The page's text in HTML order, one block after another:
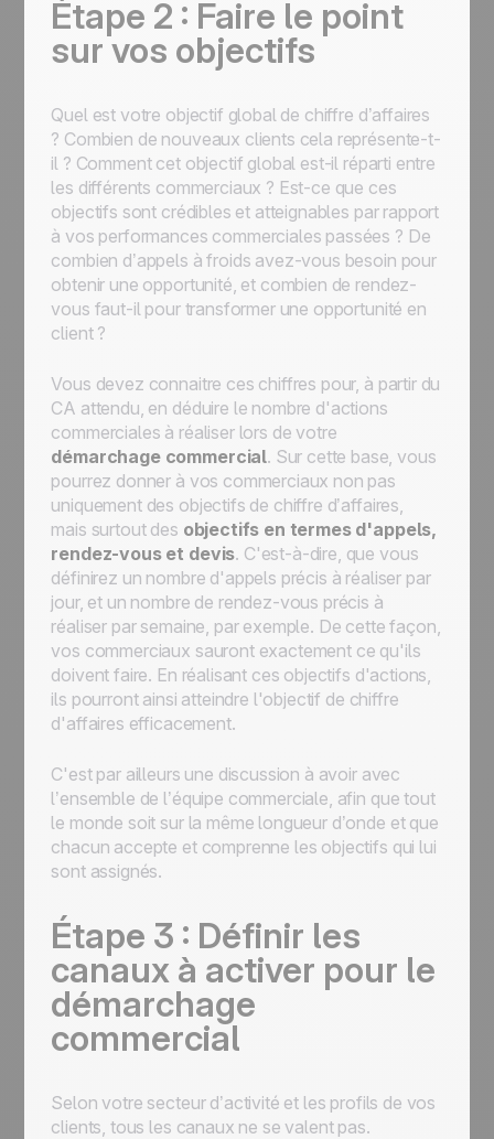
Étape 2 : Faire le point
sur vos objectifs
Quel est votre objectif global de chiffre d’affaires
? Combien de nouveaux clients cela représente-t-
il ? Comment cet objectif global est-il réparti entre
les différents commerciaux ? Est-ce que ces
objectifs sont crédibles et atteignables par rapport
à vos performances commerciales passées ? De
combien d’appels à froids avez-vous besoin pour
obtenir une opportunité, et combien de rendez-
vous faut-il pour transformer une opportunité en
client ?
Vous devez connaitre ces chiffres pour, à partir du
CA attendu, en déduire le nombre d'actions
commerciales à réaliser lors de votre
démarchage commercial. Sur cette base, vous
pourrez donner à vos commerciaux non pas
uniquement des objectifs de chiffre d’affaires,
mais surtout des objectifs en termes d'appels,
rendez-vous et devis. C'est-à-dire, que vous
définirez un nombre d'appels précis à réaliser par
jour, et un nombre de rendez-vous précis à
réaliser par semaine, par exemple. De cette façon,
vos commerciaux sauront exactement ce qu'ils
doivent faire. En réalisant ces objectifs d'actions,
ils pourront ainsi atteindre l'objectif de chiffre
d'affaires efficacement.
C'est par ailleurs une discussion à avoir avec
l’ensemble de l’équipe commerciale, afin que tout
le monde soit sur la même longueur d’onde et que
chacun accepte et comprenne les objectifs qui lui
sont assignés.
Étape 3 : Définir les
canaux à activer pour le
démarchage
commercial
Selon votre secteur d’activité et les profils de vos
clients, tous les canaux ne se valent pas.